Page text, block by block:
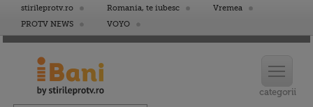
stirileprotv.ro Romania, te iubesc
Vremea
PROTV NEWS
VOYO